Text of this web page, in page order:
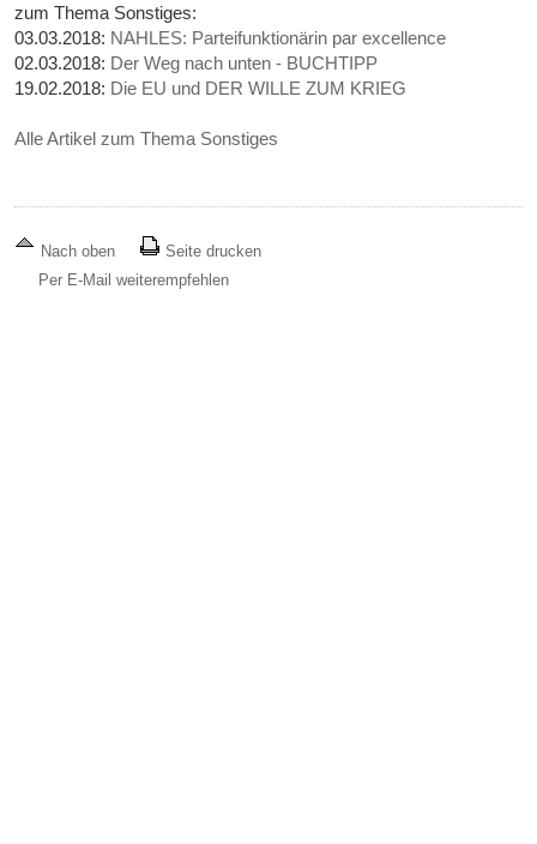
zum Thema Sonstiges:
03.03.2018: NAHLES: Parteifunktionärin par excellence
02.03.2018: Der Weg nach unten - BUCHTIPP
19.02.2018: Die EU und DER WILLE ZUM KRIEG
Alle Artikel zum Thema Sonstiges
Nach oben
Seite drucken
Per E-Mail weiterempfehlen